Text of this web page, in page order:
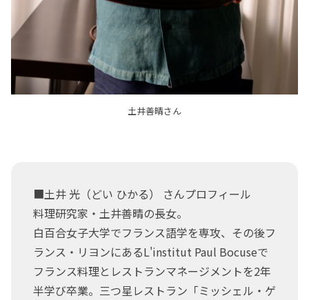
土井善晴さん
■土井 光（どい ひかる） さんプロフィール
料理研究家・土井善晴の長女。
白百合女子大学でフランス語学を専攻、その後フ
ランス・リヨンにあるL'institut Paul Bocuseで
フランス料理とレストランマネージメントを2年
半学び卒業。三つ星レストラン「ミッシェル・ゲ